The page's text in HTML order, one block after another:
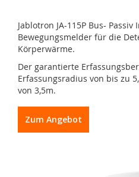
Jablotron JA-115P Bus- Passiv
Bewegungsmelder für die
Körperwärme.
Der garantierte
Erfassungsradius von bis zu
von 3,5m.
Zum Angebot